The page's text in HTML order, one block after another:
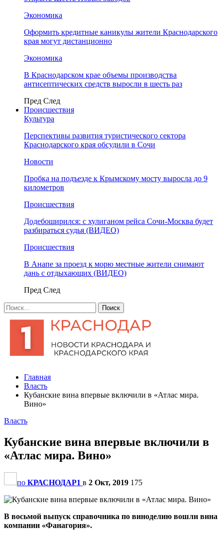
Экономика
Оформить кредитные каникулы жители Краснодарского
края могут дистанционно
Экономика
В Краснодарском крае объемы производства
антисептических средств выросли в шесть раз
Пред След
Происшествия
Культура
Перспективы развития туристического сектора
Краснодарского края обсудили в Сочи
Новости
Пробка на подъезде к Крымскому мосту выросла до 9
километров
Происшествия
Додебоширился: с хулиганом рейса Сочи-Москва будет
разбираться судья (ВИДЕО)
Происшествия
В Анапе за проезд к морю местные жители снимают
дань с отдыхающих (ВИДЕО)
Пред След
Главная
Власть
Кубанские вина впервые включили в «Атлас мира.
Вино»
Власть
Кубанские вина впервые включили в
«Атлас мира. Вино»
по КРАСНОДАР1 в 2 Окт, 2019 175
В восьмой выпуск справочника по виноделию вошли вина
компании «Фанагория».